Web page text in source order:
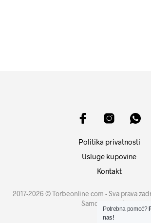
Politika privatnosti
Usluge kupovine
Kontakt
2017-2026 © Torbeonline com - Sva prava
Samouprava d.o.o.
Potrebna pomoć?
nas!